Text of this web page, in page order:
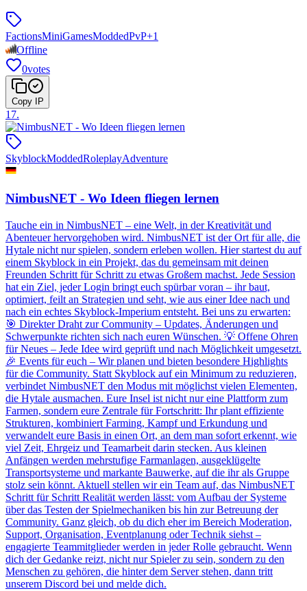
FactionsMiniGamesModdedPvP+1
Offline
0votes
Copy IP
17.
SkyblockModdedRoleplayAdventure
NimbusNET - Wo Ideen fliegen lernen
Tauche ein in NimbusNET – eine Welt, in der Kreativität und
Abenteuer hervorgehoben wird. NimbusNET ist der Ort für alle, die
Hytale nicht nur spielen, sondern erleben wollen. Hier startest du auf
einem Skyblock in ein Projekt, das du gemeinsam mit deinen
Freunden Schritt für Schritt zu etwas Großem machst. Jede Session
hat ein Ziel, jeder Login bringt euch spürbar voran – ihr baut,
optimiert, feilt an Strategien und seht, wie aus einer Idee nach und
nach ein echtes Skyblock-Imperium entsteht. Bei uns zu erwarten:
🎯 Direkter Draht zur Community – Updates, Änderungen und
Schwerpunkte richten sich nach euren Wünschen. 💡 Offene Ohren
für Neues – Jede Idee wird geprüft und nach Möglichkeit umgesetzt.
🎉 Events für euch – Wir planen und bieten besondere Highlights
für die Community. Statt Skyblock auf ein Minimum zu reduzieren,
verbindet NimbusNET den Modus mit möglichst vielen Elementen,
die Hytale ausmachen. Eure Insel ist nicht nur eine Plattform zum
Farmen, sondern eure Zentrale für Fortschritt: Ihr plant effiziente
Strukturen, kombiniert Farming, Kampf und Erkundung und
verwandelt eure Basis in einen Ort, an dem man sofort erkennt, wie
viel Zeit, Ehrgeiz und Teamarbeit darin stecken. Aus kleinen
Anfängen werden mehrstufige Farmanlagen, ausgeklügelte
Transportsysteme und markante Bauwerke, auf die ihr als Gruppe
stolz sein könnt. Aktuell stellen wir ein Team auf, das NimbusNET
Schritt für Schritt Realität werden lässt: vom Aufbau der Systeme
über das Testen der Spielmechaniken bis hin zur Betreuung der
Community. Ganz gleich, ob du dich eher im Bereich Moderation,
Support, Organisation, Eventplanung oder Technik siehst –
engagierte Teammitglieder werden in jeder Rolle gebraucht. Wenn
dich der Gedanke reizt, nicht nur Spieler zu sein, sondern zu den
Menschen zu gehören, die hinter dem Server stehen, dann tritt
unserem Discord bei und melde dich.